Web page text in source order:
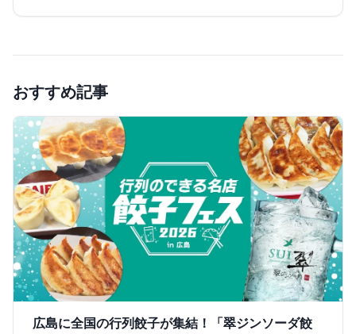
おすすめ記事
広島に全国の行列餃子が集結！「翠ジンソーダ餃